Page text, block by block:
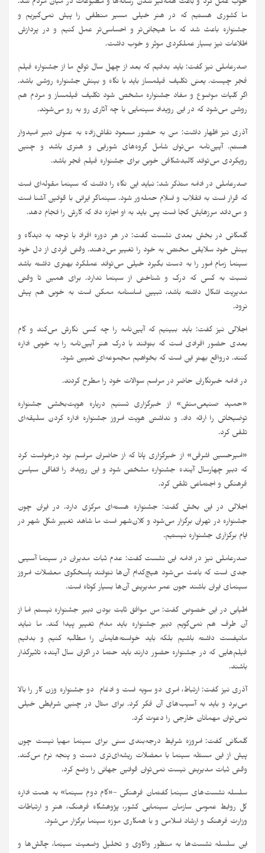
خوب عمل کرد و باعث همه‌گیر شدن رسانه‌ها و مطبوعات در میان مردم شد.
ما کشوری هستیم که در هنر خیلی مسیر منطقی را پیش نمی‌گیریم و
جشنواره باعث شد که ما هیجانی‌تر و احساسی‌تر عمل کنیم و در پردازش
اطلاعات نیز بسیار عملکردی موثر و خوب داشت.
صدرعاملی نیز گفت: باید بدانیم که بعد از چهل سال توقع ما از جشنواره فیلم
فجر چیست. یعنی تکلیف فیلمساز باید با نگاه و بینش جشنواره روشن باشد.
اگر کلیات موضوع و مفاد جشنواره مشخص شود تکلیف فیلمساز و مردم هم
روشن می‌شود که در این رویداد سینمایی با چه آثاری رو به رو می‌شوند.
آذری نیز اظهار داشت: من به حضور مسعود نقاش‌زاده به عنوان دبیر امیدوار
هستم. آیین‌نامه می‌توان شامل گروه‌های شورایی و هنری باشد و چنین
رویکردی می‌تواند کالبدشکافی خوبی برای جشنواره فیلم فجر باشد.
صدرعاملی در ادامه متذکر شد: نباید این نگاه را داشت که سینما مقوله‌ای است
که قرار است به انقلاب و اسلام حمله‌ور شود. سینماگر ایرانی با قوانین آشنا است
و می‌داند مرزهایش کجا است پس باید به او‌ اجازه داد که کارش را انجام دهد.
گلمکانی در بخش بعدی نشست گفت: در هر دوره افراد با توجه به دیدگاه و
بینش خود سلایقی مختص به خود را تغییر می‌دهند. وقتی فردی از دل خود
سینما زمام امور را به دست بگیرد خیلی می‌تواند عملکرد بهتری داشته باشد
نسبت به کسی که درک و شناختی از سینما ندارد. برای همین تا وقتی
مدیریت اشکال داشته باشد، تبیین اساسنامه ممکن است به خوبی هم پیش
نرود.
اجلالی نیز گفت: باید ببینیم که آیین‌نامه را چه کسی نگارش می‌کند و گام
بعدی حضور افرادی است که بتوانند با درک هنر آیین‌نامه را به خوبی اداره
کنند. درواقع بهتر این است که بخواهیم مجموعه‌ای تعیین شود.
در ادامه خبرنگاران حاضر در مراسم سوالات خود را مطرح کردند.
«حمید صنیعی‌منش» از خبرگزاری تسنیم درباره هویت‌بخشی جشنواره
توضیحاتی را ارائه‌ داد. و نداشتن هویت امروز جشنواره اداره کردن سلیقه‌ای
تلقی کرد.
«امیرحسین اشرفی» از خبرگزاری پانا که از حاضران مراسم بود درخواست کرد
که دبیر چهارسال آینده جشنواره مشخص شود و این رویداد را اتفاقی سیاسیُ
فرهنگی و اجتماعی تلقی کرد.
اجلالی در این بخش گفت: جشنواره هسته‌ای مرکزی دارد. در ایران چون
جشنواره در تهران برگزار می‌شود و کلان‌‌شهر است ما شاهد تغییر شکل شهر در
ایام برگزاری جشنواره نیستیم.
صدرعاملی نیز در ادامه این نشست گفت: عدم ثبات مدیران در سینما آسیبی
جدی است که باعث می‌شود هیچ‌کدام آن‌ها نتوانند پاسخگوی معضلات امروز
سینمای ایران باشند جون عمر مدیریتی آن‌ها بسیار کوتاه است.
اطیابی در این خصوص گفت: من موافق ثابت بودن دبیر جشنواره نیستم اما از
آن طرف هم نمی‌گویم دبیر جشنواره باید مدام تغییر پیدا کند. ما نباید
مانیفست داشته باشیم بلکه باید خواسته‌هایمان را مطالبه کنیم و بدانیم
فیلم‌هایی که در جشنواره حضور دارند باید حتما در اکران سال آینده تاثیرگذار
باشند.
آذری نیز گفت: ارتباط، امری دو سویه است و ادغام دو جشنواره وزن کار را بالا
می‌برد و باید به آسیب‌های آن فکر کرد. برای مثال در چنین شرایطی خیلی
نمی‌توان مهمانان خارجی را دعوت کرد.
گلمکانی گفت: امروزه شرایط درجه‌بندی سنی برای سینما مهیا نیست چون
پیش از این مسئله سینما با معضلات ریشه‌ای‌تری دست و پنجه نرم می‌کند.
وقتی ثبات مدیریتی نیست نمی‌توان قوانین جهانی را وضع کرد.
سلسله نشست‌های سینماِ گفتمان فرهنگی -«گام دوم سینما» به همت اداره
کل روابط عمومی سازمان سینمایی کشور، پژوهشگاه فرهنگ، هنر و ارتباطات
وزارت فرهنگ و ارشاد اسلامی و با همکاری موزه سینما برگزار می‌شود.
این سلسله نشست‌ها به منظور واکاوی و تحلیل وضعیت سینِما، چالش‌ها و